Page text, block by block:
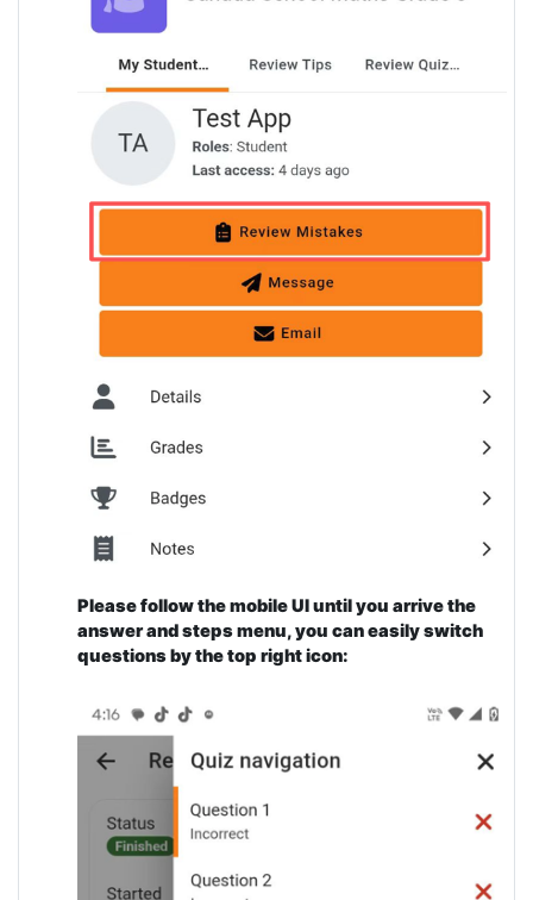
Please follow the mobile UI until you arrive the
answer and steps menu, you can easily switch
questions by the top right icon: